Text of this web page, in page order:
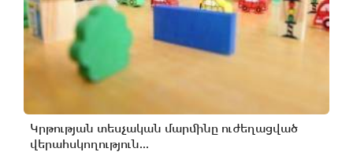
Կրթության տեսչական մարմինը ուժեղացված
վերահսկողություն...